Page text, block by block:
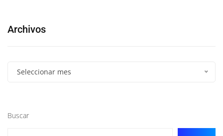
Archivos
Seleccionar mes
Buscar